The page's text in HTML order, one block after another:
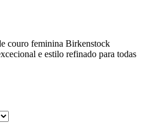
couro feminina Birkenstock
e estilo refinado para todas